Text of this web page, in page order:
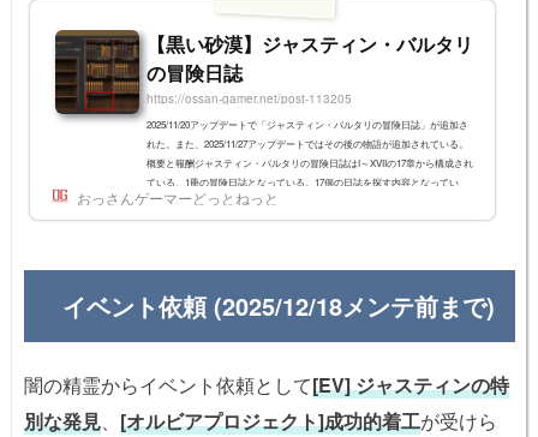
【黒い砂漠】ジャスティン・バルタリ
の冒険日誌
https://ossan-gamer.net/post-113205
2025/11/20アップデートで「ジャスティン・バルタリの冒険日誌」が追加さ
れた。また、2025/11/27アップデートではその後の物語が追加されている。
概要と報酬ジャスティン・バルタリの冒険日誌はI～XVIIの17章から構成され
ている、1冊の冒険日誌となっている。17個の日誌を探す内容となってい
て、ネタバレ全開でスムーズに行けば1時間で終わると思う。報酬は基本的
に称号などがメインだが、最後に「ジャスティン・バルタリの保証書」とい
おっさんゲーマーどっとねっと
イベント依頼 (2025/12/18メンテ前まで)
闇の精霊からイベント依頼として[EV] ジャスティンの特
別な発見、 [オルビアプロジェクト]成功的着工が受けら